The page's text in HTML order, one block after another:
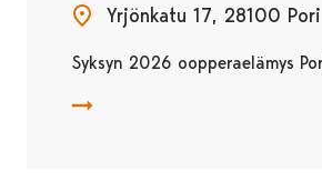
Yrjönkatu 17, 28100 Pori
Syksyn 2026 oopperaelämys